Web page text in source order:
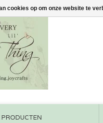
PRODUCTEN
cookies op om onze website te